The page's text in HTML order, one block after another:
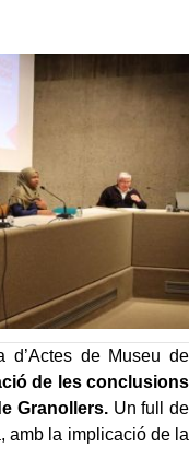
de Museu de
de les conclusions
Granollers.Un full de
amb la implicació de la